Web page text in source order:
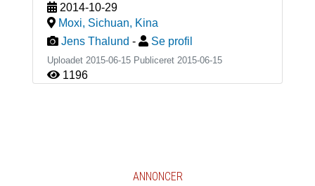
2014-10-29
Moxi, Sichuan, Kina
Jens Thalund - Se profil
Uploadet 2015-06-15 Publiceret 2015-06-15
1196
ANNONCER